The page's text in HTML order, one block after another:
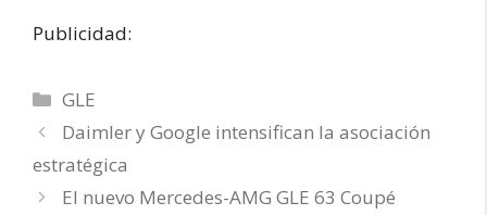
Publicidad:
Categorías
GLE
Daimler y Google intensifican la asociación
estratégica
El nuevo Mercedes-AMG GLE 63 Coupé